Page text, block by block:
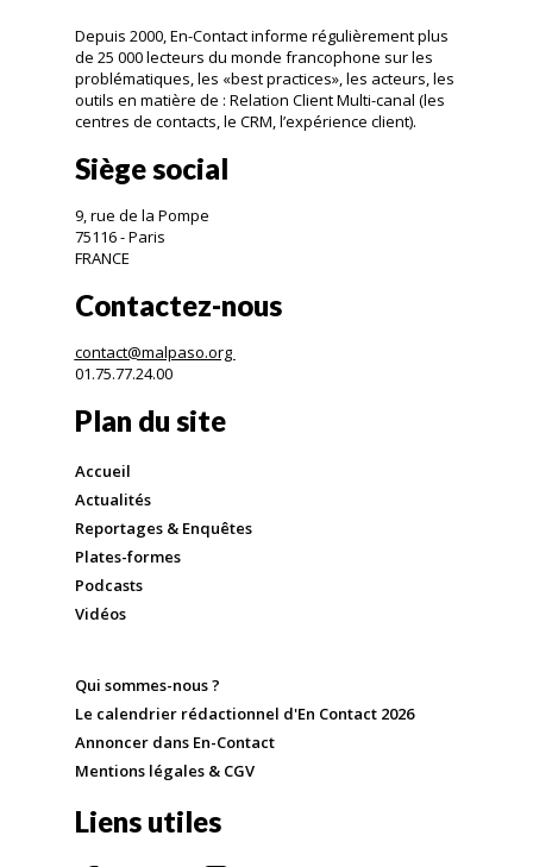
Depuis 2000, En-Contact informe régulièrement plus
de 25 000 lecteurs du monde francophone sur les
problématiques, les «best practices», les acteurs, les
outils en matière de : Relation Client Multi-canal (les
centres de contacts, le CRM, l’expérience client).
Siège social
9, rue de la Pompe
75116 - Paris
FRANCE
Contactez-nous
contact@malpaso.org
01.75.77.24.00
Plan du site
Accueil
Actualités
Reportages & Enquêtes
Plates-formes
Podcasts
Vidéos
Qui sommes-nous ?
Le calendrier rédactionnel d'En Contact 2026
Annoncer dans En-Contact
Mentions légales & CGV
Liens utiles